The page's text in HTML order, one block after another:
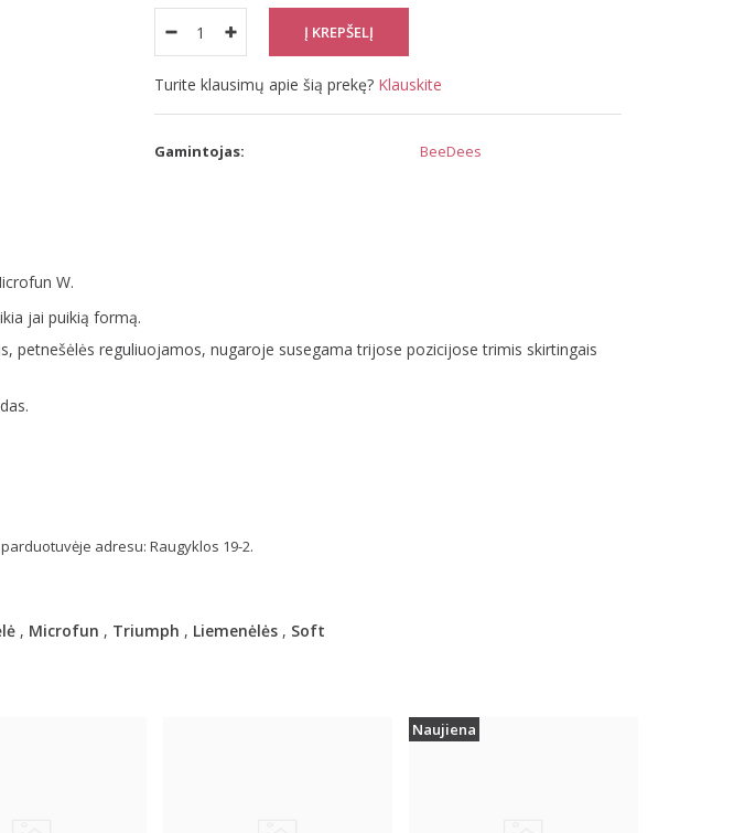
Turite klausimų apie šią prekę? Klauskite
Gamintojas: BeeDees
W.
jai puikią formą.
petnešėlės reguliuojamos, nugaroje susegama trijose pozicijose trimis skirtingais
adresu: Raugyklos 19-2.
, Microfun , Triumph , Liemenėlės, Soft
Naujiena